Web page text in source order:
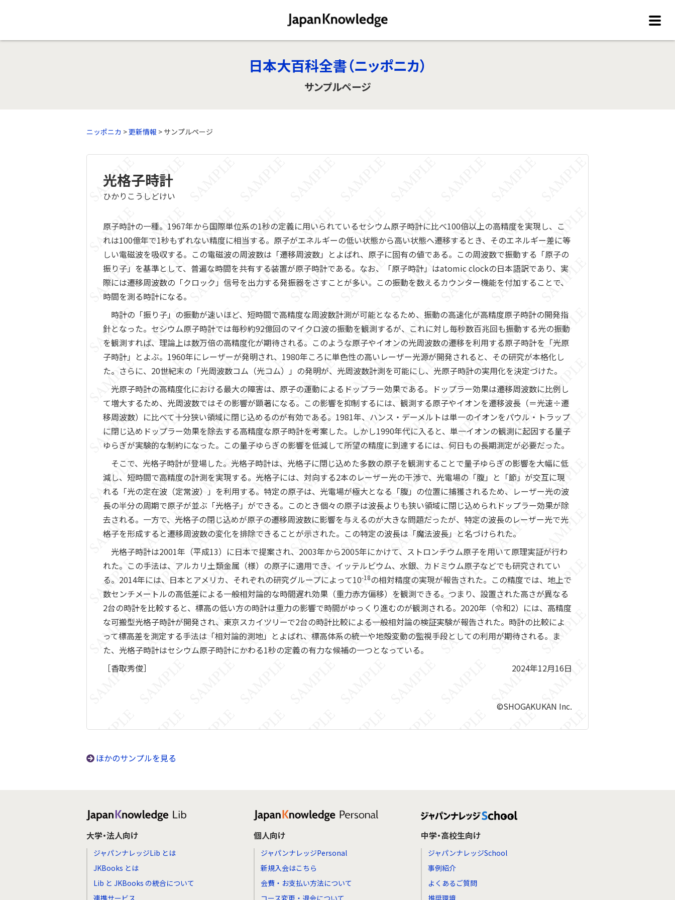
日本大百科全書（ニッポニカ）
サンプルページ
ニッポニカ >更新情報 > サンプルページ
光格子時計
ひかりこうしどけい
原子時計の一種。1967年から国際単位系の1秒の定義に用いられているセシウム原子時計に比べ100倍以上の高精度を実現し、こ
れは100億年で1秒もずれない精度に相当する。原子がエネルギーの低い状態から高い状態へ遷移するとき、そのエネルギー差に等
しい電磁波を吸収する。この電磁波の周波数は「遷移周波数」とよばれ、原子に固有の値である。この周波数で振動する「原子の
振り子」を基準として、普遍な時間を共有する装置が原子時計である。なお、「原子時計」はatomic clockの日本語訳であり、実
際には遷移周波数の「クロック」信号を出力する発振器をさすことが多い。この振動を数えるカウンター機能を付加することで、
時間を測る時計になる。
時計の「振り子」の振動が速いほど、短時間で高精度な周波数計測が可能となるため、振動の高速化が高精度原子時計の開発指
針となった。セシウム原子時計では毎秒約92億回のマイクロ波の振動を観測するが、これに対し毎秒数百兆回も振動する光の振動
を観測すれば、理論上は数万倍の高精度化が期待される。このような原子やイオンの光周波数の遷移を利用する原子時計を「光原
子時計」とよぶ。1960年にレーザーが発明され、1980年ころに単色性の高いレーザー光源が開発されると、その研究が本格化し
た。さらに、20世紀末の「光周波数コム（光コム）」の発明が、光周波数計測を可能にし、光原子時計の実用化を決定づけた。
光原子時計の高精度化における最大の障害は、原子の運動によるドップラー効果である。ドップラー効果は遷移周波数に比例し
て増大するため、光周波数ではその影響が顕著になる。この影響を抑制するには、観測する原子やイオンを遷移波長（＝光速÷遷
移周波数）に比べて十分狭い領域に閉じ込めるのが有効である。1981年、ハンス・デーメルトは単一のイオンをパウル・トラップ
に閉じ込めドップラー効果を除去する高精度な原子時計を考案した。しかし1990年代に入ると、単一イオンの観測に起因する量子
ゆらぎが実験的な制約になった。この量子ゆらぎの影響を低減して所望の精度に到達するには、何日もの長期測定が必要だった。
そこで、光格子時計が登場した。光格子時計は、光格子に閉じ込めた多数の原子を観測することで量子ゆらぎの影響を大幅に低
減し、短時間で高精度の計測を実現する。光格子には、対向する2本のレーザー光の干渉で、光電場の「腹」と「節」が交互に現
れる「光の定在波（定常波）」を利用する。特定の原子は、光電場が極大となる「腹」の位置に捕獲されるため、レーザー光の波
長の半分の周期で原子が並ぶ「光格子」ができる。このとき個々の原子は波長よりも狭い領域に閉じ込められドップラー効果が除
去される。一方で、光格子の閉じ込めが原子の遷移周波数に影響を与えるのが大きな問題だったが、特定の波長のレーザー光で光
格子を形成すると遷移周波数の変化を排除できることが示された。この特定の波長は「魔法波長」と名づけられた。
光格子時計は2001年（平成13）に日本で提案され、2003年から2005年にかけて、ストロンチウム原子を用いて原理実証が行わ
れた。この手法は、アルカリ土類金属（様）の原子に適用でき、イッテルビウム、水銀、カドミウム原子などでも研究されてい
る。2014年には、日本とアメリカ、それぞれの研究グループによって10-18の相対精度の実現が報告された。この精度では、地上で
数センチメートルの高低差による一般相対論的な時間遅れ効果（重力赤方偏移）を観測できる。つまり、設置された高さが異なる
2台の時計を比較すると、標高の低い方の時計は重力の影響で時間がゆっくり進むのが観測される。2020年（令和2）には、高精度
な可搬型光格子時計が開発され、東京スカイツリーで2台の時計比較による一般相対論の検証実験が報告された。時計の比較によ
って標高差を測定する手法は「相対論的測地」とよばれ、標高体系の統一や地殻変動の監視手段としての利用が期待される。ま
た、光格子時計はセシウム原子時計にかわる1秒の定義の有力な候補の一つとなっている。
［香取秀俊］
2024年12月16日
©SHOGAKUKAN Inc.
ほかのサンプルを見る
大学・法人向け
ジャパンナレッジLib とは
JKBooks とは
Lib と JKBooks の統合について
連携サービス
個人向け
ジャパンナレッジPersonal
新規入会はこちら
会費・お支払い方法について
コース変更・退会について
中学・高校生向け
ジャパンナレッジSchool
事例紹介
よくあるご質問
推奨環境